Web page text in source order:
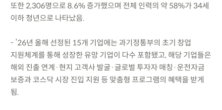
또한 2,306명으로 8.6% 증가했으며 전체 인력의 약 58%가 34세
이하 청년으로 나타났음.
- ’26년 올해 선정된 15개 기업에는 과기정통부의 초기 창업
지원체계를 통해 성장한 유망 기업이 다수 포함됐고, 해당 기업들은
해외 진출 연계·현지 고객사 발굴·글로벌 투자자 매칭·운전자금
보증과 코스닥 시장 진입 지원 등 맞춤형 프로그램의 혜택을 받게
됨.